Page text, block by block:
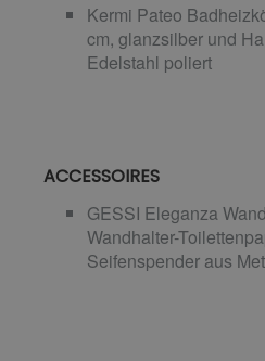
Kermi Pateo
cm, glanzsilber und
Edelstahl poliert
ACCESSOIRES
GESSI Eleganza
Wandhalter-
Seifenspender aus